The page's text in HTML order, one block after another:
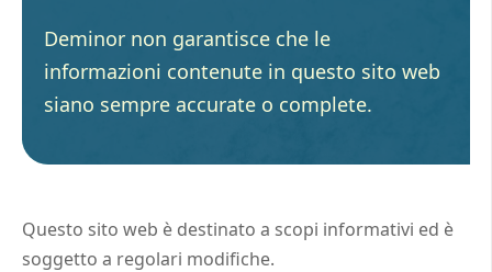
Deminor non garantisce che le
informazioni contenute in questo sito web
siano sempre accurate o complete.
Questo sito web è destinato a scopi informativi ed è
soggetto a regolari modifiche.